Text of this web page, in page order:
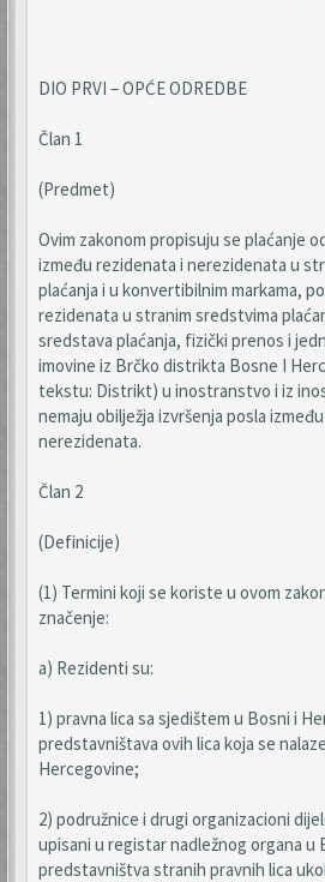
DIO PRVI – OPĆE ODREDBE
Član 1
(Predmet)
Ovim zakonom propisuju se plaćanje
između rezidenata i nerezidenata u
plaćanja i u konvertibilnim markama,
rezidenata u stranim sredstvima
sredstava plaćanja, fizički prenos i
imovine iz Brčko distrikta Bosne I
tekstu: Distrikt) u inostranstvo i iz
nemaju obilježja izvršenja posla
nerezidenata.
Član 2
(Definicije)
(1) Termini koji se koriste u ovom
značenje:
a) Rezidenti su:
1) pravna lica sa sjedištem u Bosni i
predstavništava ovih lica koja se
Hercegovine;
2) podružnice i drugi organizacioni
upisani u registar nadležnog organa u
predstavništva stranih pravnih lica